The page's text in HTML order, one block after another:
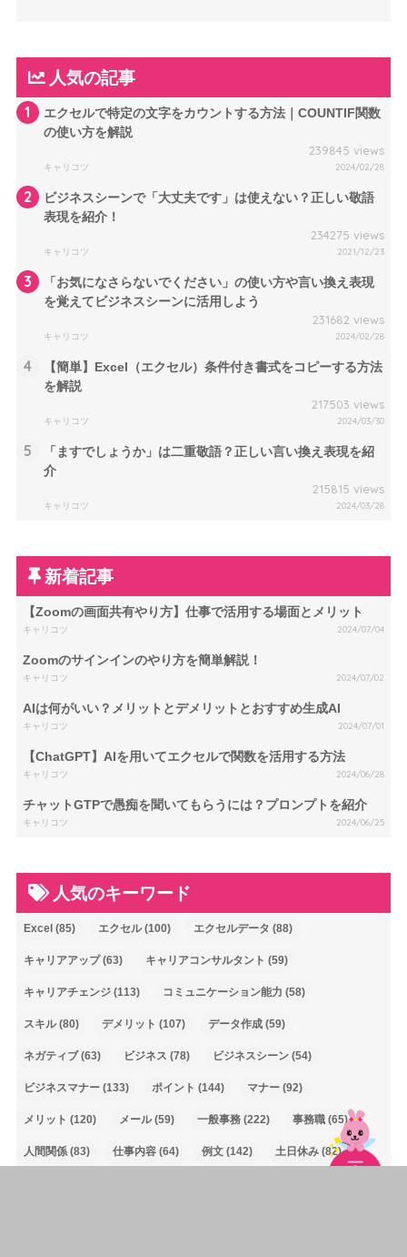
人気の記事
1
エクセルで特定の文字をカウントする方法｜COUNTIF関数
の使い方を解説
239845 views
キャリコツ 2024/02/28
2
ビジネスシーンで「大丈夫です」は使えない？正しい敬語
表現を紹介！
234275 views
キャリコツ 2021/12/23
3
「お気になさらないでください」の使い方や言い換え表現
を覚えてビジネスシーンに活用しよう
231682 views
キャリコツ 2024/02/28
4
【簡単】Excel（エクセル）条件付き書式をコピーする方法
を解説
217503 views
キャリコツ 2024/03/30
5
「ますでしょうか」は二重敬語？正しい言い換え表現を紹
介
215815 views
キャリコツ 2024/03/28
新着記事
【Zoomの画面共有やり方】仕事で活用する場面とメリット
キャリコツ 2024/07/04
Zoomのサインインのやり方を簡単解説！
キャリコツ 2024/07/02
AIは何がいい？メリットとデメリットとおすすめ生成AI
キャリコツ 2024/07/01
【ChatGPT】AIを用いてエクセルで関数を活用する方法
キャリコツ 2024/06/28
チャットGTPで愚痴を聞いてもらうには？プロンプトを紹介
キャリコツ 2024/06/25
人気のキーワード
Excel (85) エクセル(100) エクセルデータ (88)
キャリアアップ(63) キャリアコンサルタント (59)
キャリアチェンジ(113) コミュニケーション能力 (58)
スキル(80) デメリット (107) データ作成(59)
ネガティブ(63) ビジネス (78) ビジネスシーン(54)
ビジネスマナー(133) ポイント (144) マナー(92)
メリット (120) メール(59) 一般事務(222) 事務職(65)
人間関係(83) 仕事内容(64) 例文(142) 土日休み(82)